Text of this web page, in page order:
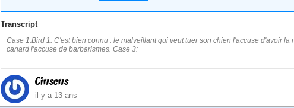
Transcript
Case 1:Bird 1: C'est bien connu : le malveillant qui veut tuer son chien l'accuse d'avoir la
canard l'accuse de barbarismes. Case 3:
Cinsens
il y a 13 ans